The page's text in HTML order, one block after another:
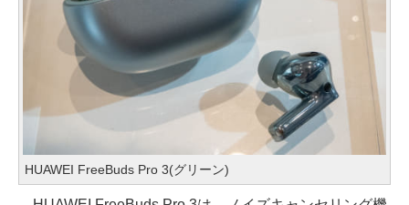
HUAWEI FreeBuds Pro 3(グリーン)